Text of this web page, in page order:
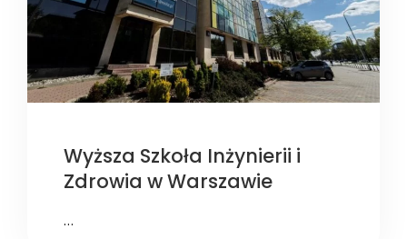
Wyższa Szkoła Inżynierii i
Zdrowia w Warszawie
…